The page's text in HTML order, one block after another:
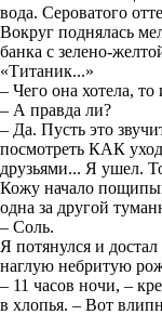
вода. Сероватого
Вокруг поднялась
банка с зелено-
«Титаник...»
– Чего она хотела,
– А правда ли?
– Да. Пусть это
посмотреть КАК
друзьями... Я ушел.
Кожу начало
одна за другой
– Соль.
Я потянулся и
наглую небритую
– 11 часов ночи, –
в хлопья. – Вот